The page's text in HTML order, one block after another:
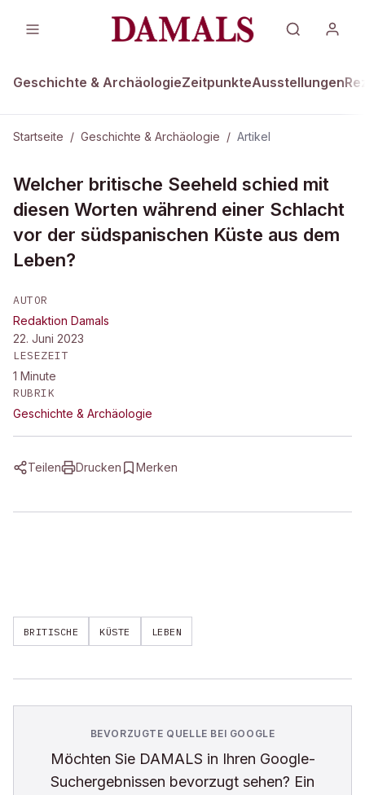
Geschichte & ArchäologieZeitpunkteAusstellungen
Startseite / Geschichte & Archäologie / Artikel
Welcher britische Seeheld rief im
Sterben...
Welcher britische Seeheld schied mit
diesen Worten während einer Schlacht
vor der südspanischen Küste aus dem
Leben?
AUTOR
Redaktion Damals
22. Juni 2023
LESEZEIT
1 Minute
RUBRIK
Geschichte & Archäologie
Teilen Drucken Merken
BRITISCHE KÜSTE LEBEN
BEVORZUGTE QUELLE BEI GOOGLE
Möchten Sie DAMALS in Ihren Google-
Suchergebnissen bevorzugt sehen? Ein